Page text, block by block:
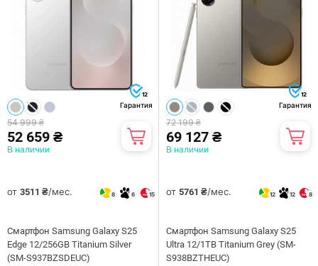
12
Гарантия
54 999 ₴
52 659 ₴
В наличии
от 3511 ₴/мес. 8 6 15
Смартфон Samsung Galaxy S25
Edge 12/256GB Titanium Silver
(SM-S937BZSDEUC)
12
Гарантия
72 199 ₴
69 127 ₴
В наличии
от 5761 ₴/мес. 12 12 8
Смартфон Samsung Galaxy S25
Ultra 12/1TB Titanium Grey (SM-
S938BZTHEUC)